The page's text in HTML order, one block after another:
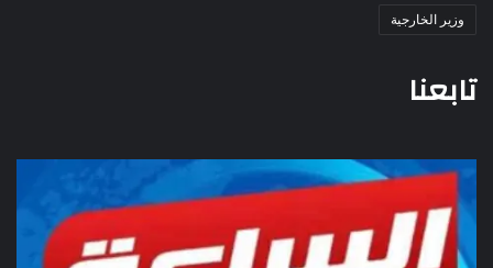
وزير الخارجية
تابعنا